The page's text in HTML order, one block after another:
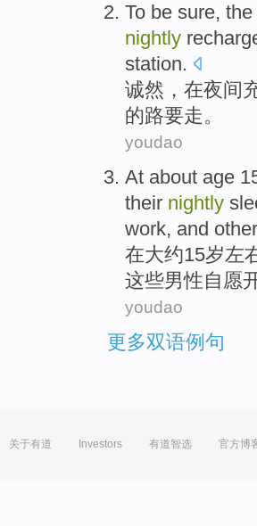
To be sure, the
nightly
station.
诚然 ， 在夜间
的路要走。
youdao
At about age
their nightly
work, and other
在大约15岁左
这些男性自愿
youdao
更多双语例句
关于有道 Investors 有道智选 官方博